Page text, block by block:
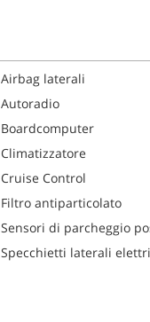
Airbag laterali
Autoradio
Boardcomputer
Climatizzatore
Cruise Control
Filtro antiparticolato
Sensori di parcheggio
Specchietti laterali